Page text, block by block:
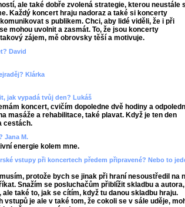
ale také dobře zvolená strategie, kterou neustále s
Každý koncert hraju nadoraz a také si koncerty
s publikem. Chci, aby lidé viděli, že i při
mohou uvolnit a zasmát. To, že jsou koncerty
zájem, mě obrovsky těší a motivuje.
David
Klárka
jak vypadá tvůj den? Lukáš
koncert, cvičím dopoledne dvě hodiny a
masáže a rehabilitace, také plavat. Když je ten den
cestách.
Jana M.
energie kolem mne.
vstupy při koncertech předem připravené? Nebo to
protože bych se jinak při hraní nesoustředil na
Snažím se posluchačům přiblížit skladbu a autora,
ale také to, jak se cítím, když tu danou skladbu hraju.
je ale v také tom, že cokoli se v sále uděje,